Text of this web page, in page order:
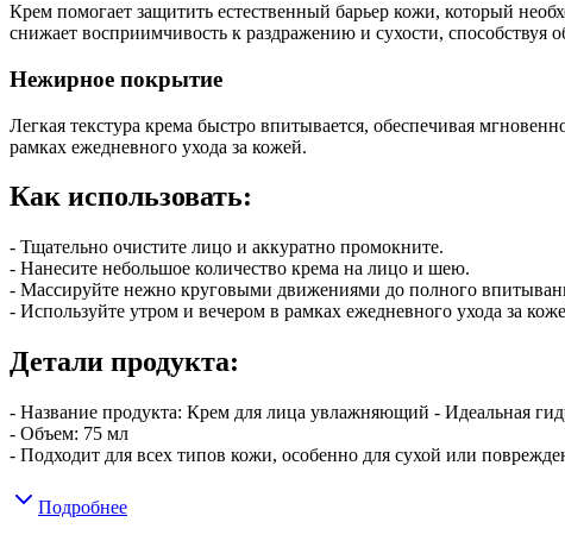
Крем помогает защитить естественный барьер кожи, который
снижает восприимчивость к раздражению и сухости, способствуя
Нежирное покрытие
Легкая текстура крема быстро впитывается, обеспечивая
рамках ежедневного ухода за кожей.
Как использовать:
- Тщательно очистите лицо и аккуратно промокните.
- Нанесите небольшое количество крема на лицо и шею.
- Массируйте нежно круговыми движениями до полного
- Используйте утром и вечером в рамках ежедневного ухода за
Детали продукта:
- Название продукта: Крем для лица увлажняющий - Идеальная
- Объем: 75 мл
- Подходит для всех типов кожи, особенно для сухой или
Подробнее